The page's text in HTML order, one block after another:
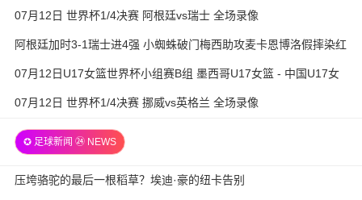
07月12日 世界杯1/4决赛 阿根廷vs瑞士 全场录像
阿根廷加时3-1瑞士进4强 小蜘蛛破门梅西助攻麦卡恩博洛假摔染红
07月12日U17女篮世界杯小组赛B组 墨西哥U17女篮 - 中国U17女
篮 全场录像
07月12日 世界杯1/4决赛 挪威vs英格兰 全场录像
✪ 足球新闻 ㉔ NEWS
压垮骆驼的最后一根稻草？埃迪·豪的纽卡告别